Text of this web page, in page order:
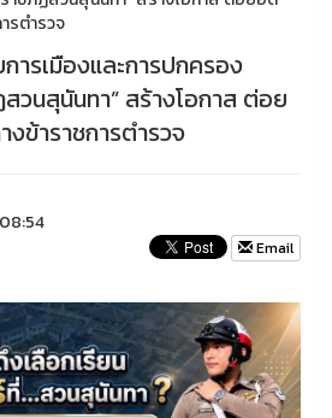
รตำรวจ
ารเมืองและการปกครอง
วนสุนันทา” สร้างโอกาส ต่อย
ข้าราชการตำรวจ
Email